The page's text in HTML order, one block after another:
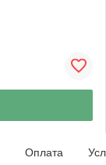
Оплата